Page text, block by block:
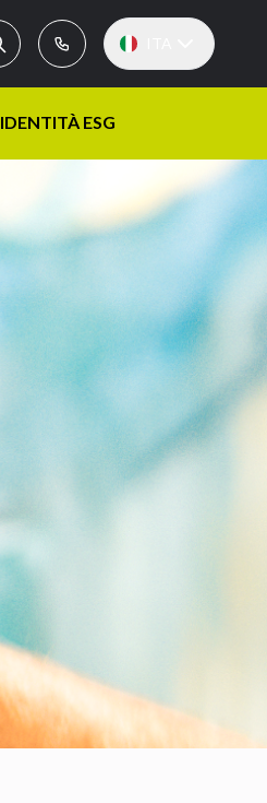
IDENTITÀ ESG